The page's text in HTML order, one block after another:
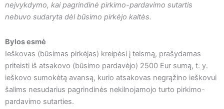
neįvykdymo, kai pagrindinė pirkimo-pardavimo sutartis
nebuvo sudaryta dėl būsimo pirkėjo kaltės.
Bylos esmė
Ieškovas (būsimas pirkėjas) kreipėsi į teismą, prašydamas
priteisti iš atsakovo (būsimo pardavėjo) 2500 Eur sumą, t. y.
ieškovo sumokėtą avansą, kurio atsakovas negrąžino ieškovui
šalims nesudarius pagrindinės nekilnojamojo turto pirkimo-
pardavimo sutarties.